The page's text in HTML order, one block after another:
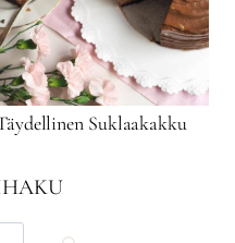
Suklaakakku